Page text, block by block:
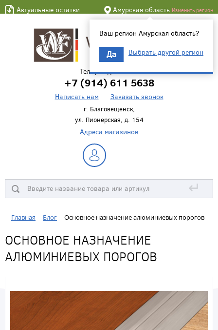
Актуальные остатки Амурская область Изменить регион
Ваш регион Амурская область?
Да Выбрать другой регион
Телефон для связи
+7 (914) 611 5638
Написать нам Заказать звонок
г. Благовещенск,
ул. Пионерская, д. 154
Адреса магазинов
↵
Главная Блог Основное назначение алюминиевых порогов
ОСНОВНОЕ НАЗНАЧЕНИЕ
АЛЮМИНИЕВЫХ ПОРОГОВ